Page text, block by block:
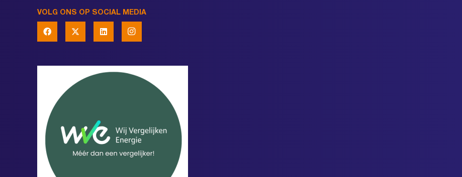
VOLG ONS OP SOCIAL MEDIA